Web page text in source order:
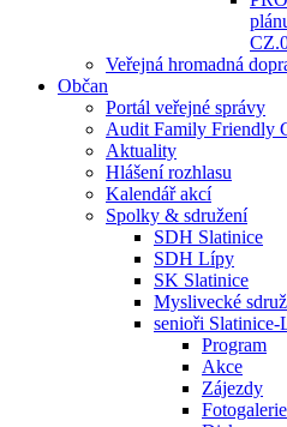
Veřejná hromadná
Občan
Portál veřejné správy
Audit Family Friendly
Aktuality
Hlášení rozhlasu
Kalendář akcí
Spolky & sdružení
SDH Slatinice
SDH Lípy
SK Slatinice
Myslivecké
senioři
Program
Akce
Zájezdy
Fotogalerie